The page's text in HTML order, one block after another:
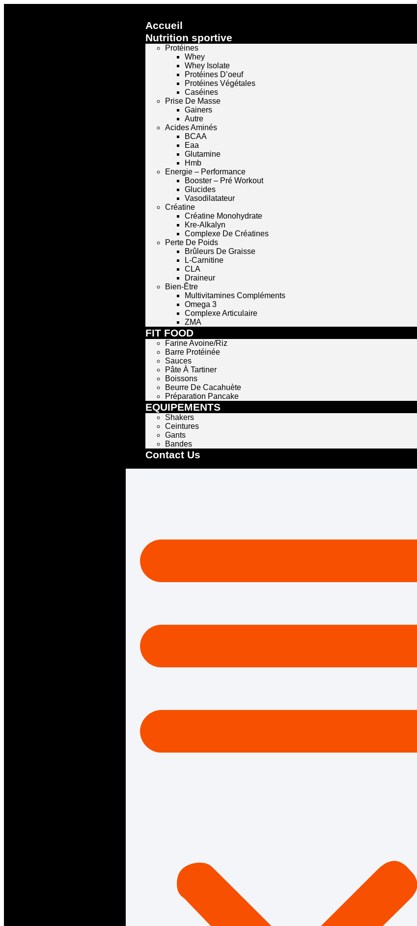
Accueil
Nutrition sportive
Protéines
Whey
Whey Isolate
Protéines D’oeuf
Protéines Végétales
Caséines
Prise De Masse
Gainers
Autre
Acides Aminés
BCAA
Eaa
Glutamine
Hmb
Energie – Performance
Booster – Pré Workout
Glucides
Vasodilatateur
Créatine
Créatine Monohydrate
Kre-Alkalyn
Complexe De Créatines
Perte De Poids
Brûleurs De Graisse
L-Carnitine
CLA
Draineur
Bien-Être
Multivitamines Compléments
Omega 3
Complexe Articulaire
ZMA
FIT FOOD
Farine Avoine/Riz
Barre Protéinée
Sauces
Pâte À Tartiner
Boissons
Beurre De Cacahuète
Préparation Pancake
EQUIPEMENTS
Shakers
Ceintures
Gants
Bandes
Contact Us